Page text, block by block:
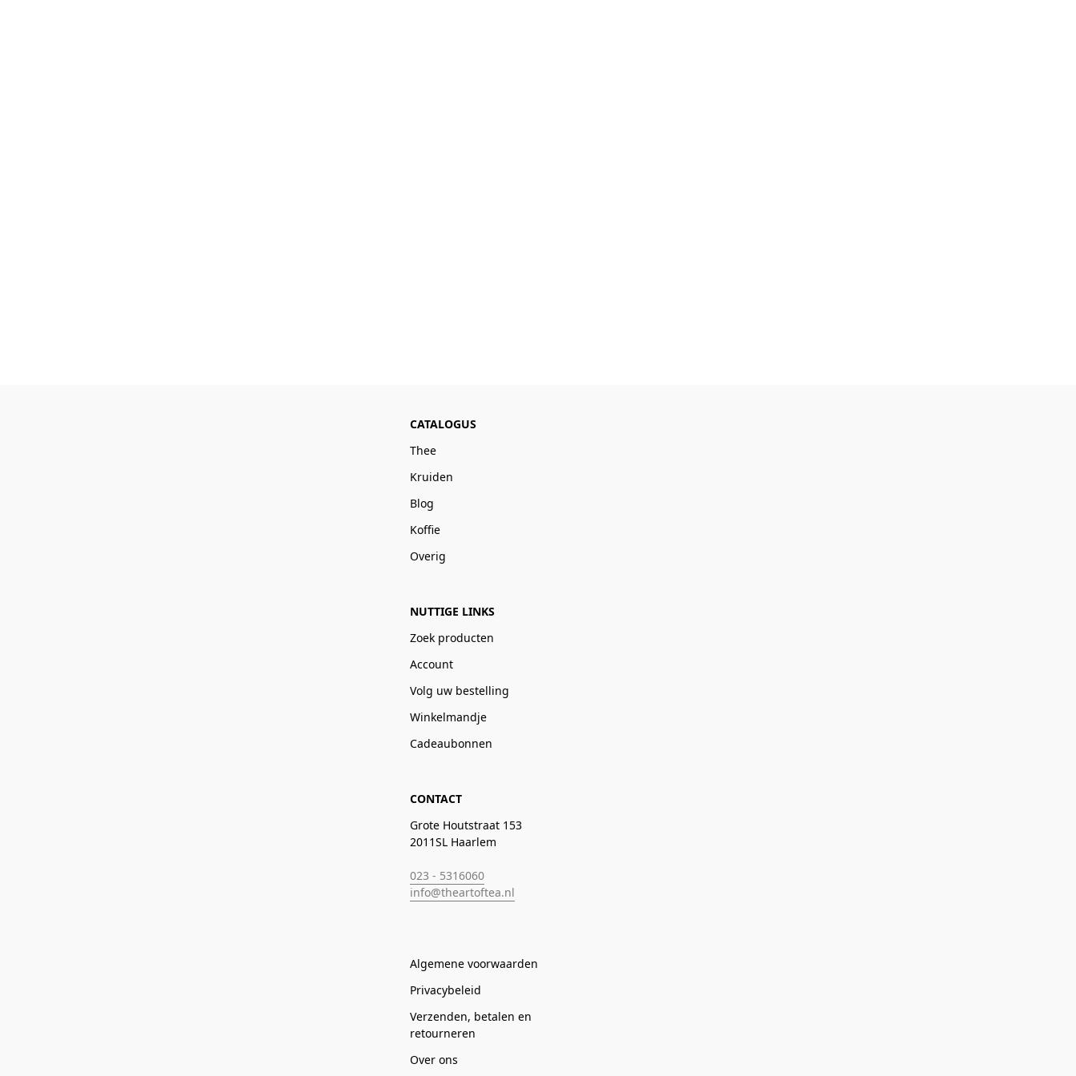
CATALOGUS
Thee
Kruiden
Blog
Koffie
Overig
NUTTIGE LINKS
Zoek producten
Account
Volg uw bestelling
Winkelmandje
Cadeaubonnen
CONTACT
Grote Houtstraat 153
2011SL Haarlem
023 - 5316060
info@theartoftea.nl
Algemene voorwaarden
Privacybeleid
Verzenden, betalen en
retourneren
Over ons